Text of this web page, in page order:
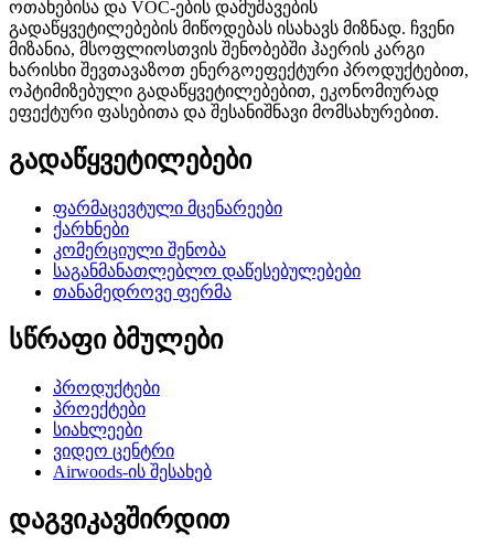
ოთახებისა და VOC-ების დამუშავების
გადაწყვეტილებების მიწოდებას ისახავს მიზნად. ჩვენი
მიზანია, მსოფლიოსთვის შენობებში ჰაერის კარგი
ხარისხი შევთავაზოთ ენერგოეფექტური პროდუქტებით,
ოპტიმიზებული გადაწყვეტილებებით, ეკონომიურად
ეფექტური ფასებითა და შესანიშნავი მომსახურებით.
გადაწყვეტილებები
ფარმაცევტული მცენარეები
ქარხნები
კომერციული შენობა
საგანმანათლებლო დაწესებულებები
თანამედროვე ფერმა
სწრაფი ბმულები
პროდუქტები
პროექტები
სიახლეები
ვიდეო ცენტრი
Airwoods-ის შესახებ
დაგვიკავშირდით